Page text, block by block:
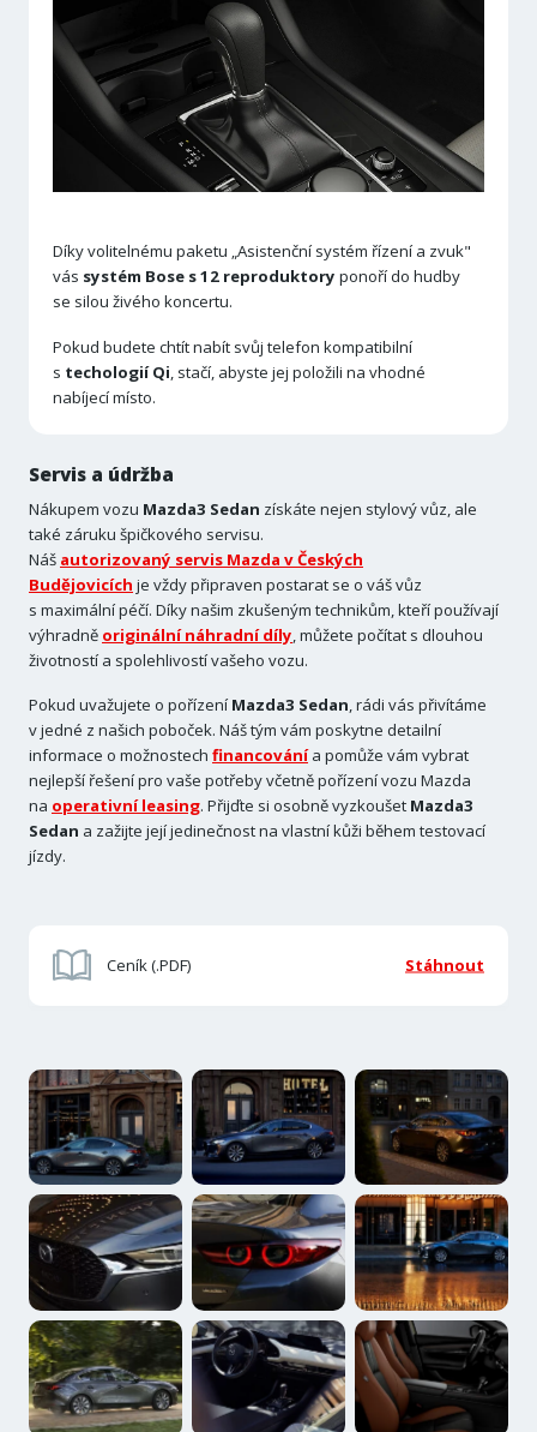
Díky volitelnému paketu „Asistenční systém řízení a zvuk"
vás systém Bose s 12 reproduktory ponoří do hudby
se silou živého koncertu.
Pokud budete chtít nabít svůj telefon kompatibilní
s techologií Qi, stačí, abyste jej položili na vhodné
nabíjecí místo.
Servis a údržba
Nákupem vozu Mazda3 Sedan získáte nejen stylový vůz, ale
také záruku špičkového servisu.
Náš autorizovaný servis Mazda v Českých
Budějovicích je vždy připraven postarat se o váš vůz
s maximální péčí. Díky našim zkušeným technikům, kteří používají
výhradně originální náhradní díly, můžete počítat s dlouhou
životností a spolehlivostí vašeho vozu.
Pokud uvažujete o pořízení Mazda3 Sedan, rádi vás přivítáme
v jedné z našich poboček. Náš tým vám poskytne detailní
informace o možnostech financovánía pomůže vám vybrat
nejlepší řešení pro vaše potřeby včetně pořízení vozu Mazda
na operativní leasing. Přijďte si osobně vyzkoušet Mazda3
Sedan a zažijte její jedinečnost na vlastní kůži během testovací
jízdy.
Ceník (.PDF) Stáhnout